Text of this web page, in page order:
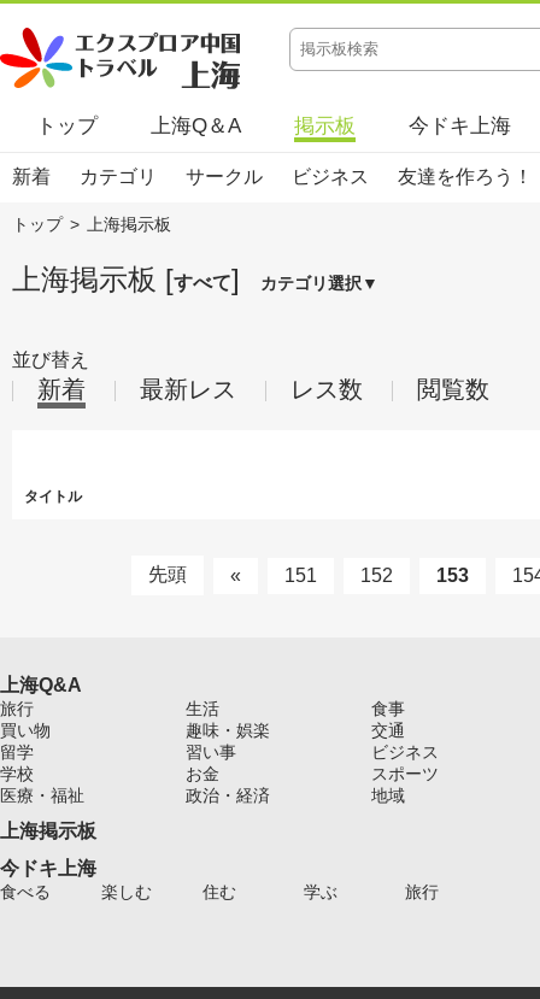
トップ 上海Q＆A 掲示板 今ドキ上海
新着 カテゴリ サークル ビジネス 友達を作ろう！
トップ > 上海掲示板
上海掲示板 [すべて] カテゴリ選択▼
並び替え
新着 最新レス レス数 閲覧数
タイトル
先頭 « 151 152 153
上海Q&A
旅行 生活
食事
買い物
趣味・娯楽
交通
留学
習い事
ビジネス
学校
お金
スポーツ
医療・福祉
政治・経済 地域
上海掲示板
今ドキ上海
食べる 楽しむ 住む 学ぶ 旅行